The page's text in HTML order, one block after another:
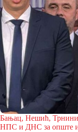
Бањац, Нешић,
НПС и ДНС за опште